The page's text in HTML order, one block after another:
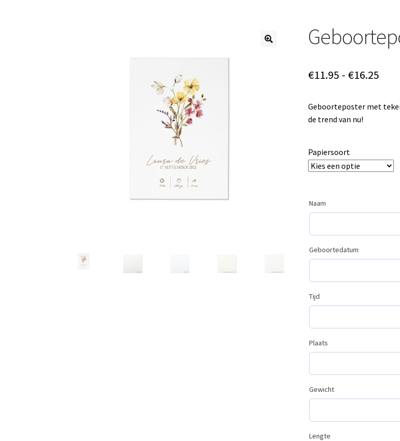
€11.95 - €16.25
tot
Geboorteposter met
de trend van nu!
Papiersoort
Naam
Geboortedatum
Tijd
Plaats
Gewicht
Lengte